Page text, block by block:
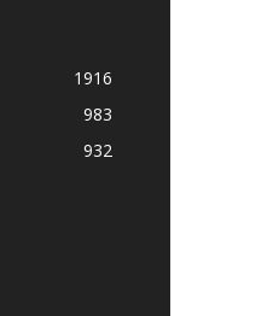
1916
983
932